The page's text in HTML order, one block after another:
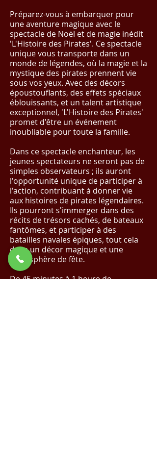
Préparez-vous à embarquer pour
une aventure magique avec le
spectacle de Noël et de magie inédit
'L'Histoire des Pirates'. Ce spectacle
unique vous transporte dans un
monde de légendes, où la magie et la
mystique des pirates prennent vie
sous vos yeux. Avec des décors
époustouflants, des effets spéciaux
éblouissants, et un talent artistique
exceptionnel, 'L'Histoire des Pirates'
promet d'être un événement
inoubliable pour toute la famille.
Dans ce spectacle enchanteur, les
jeunes spectateurs ne seront pas de
simples observateurs ; ils auront
l'opportunité unique de participer à
l'action, contribuant à donner vie
aux histoires de pirates légendaires.
Ils pourront s'immerger dans des
récits de trésors cachés, de bateaux
fantômes, et participer à des
batailles navales épiques, tout cela
dans un décor magique et une
atmosphère de fête.
De 45 minutes à 1 heure de